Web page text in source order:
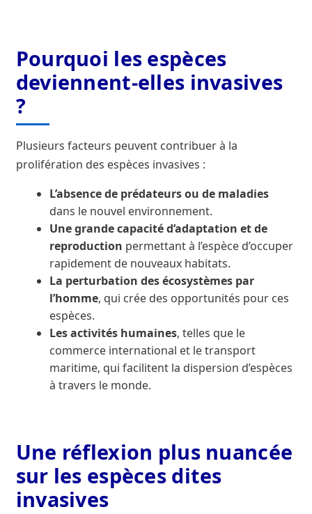
Pourquoi les espèces
deviennent-elles invasives
?
Plusieurs facteurs peuvent contribuer à la
prolifération des espèces invasives :
L’absence de prédateurs ou de maladies
dans le nouvel environnement.
Une grande capacité d’adaptation et de
reproduction permettant à l’espèce d’occuper
rapidement de nouveaux habitats.
La perturbation des écosystèmes par
l’homme, qui crée des opportunités pour ces
espèces.
Les activités humaines, telles que le
commerce international et le transport
maritime, qui facilitent la dispersion d’espèces
à travers le monde.
Une réflexion plus nuancée
sur les espèces dites
invasives